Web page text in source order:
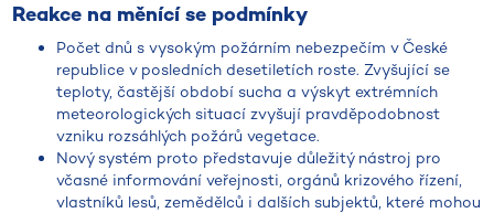
Reakce na měnící se podmínky
Počet dnů s vysokým požárním nebezpečím v České
republice v posledních desetiletích roste. Zvyšující se
teploty, častější období sucha a výskyt extrémních
meteorologických situací zvyšují pravděpodobnost
vzniku rozsáhlých požárů vegetace.
Nový systém proto představuje důležitý nástroj pro
včasné informování veřejnosti, orgánů krizového řízení,
vlastníků lesů, zemědělců i dalších subjektů, které mohou